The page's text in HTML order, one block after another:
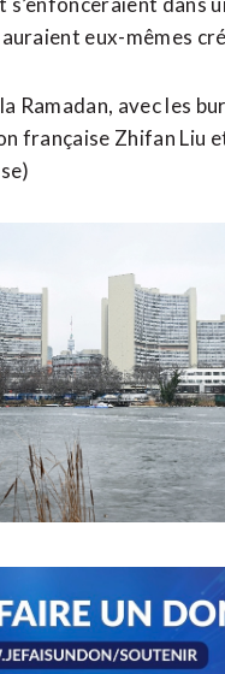
eux-mêmes
Ramadan, avec les
française Zhifan Liu